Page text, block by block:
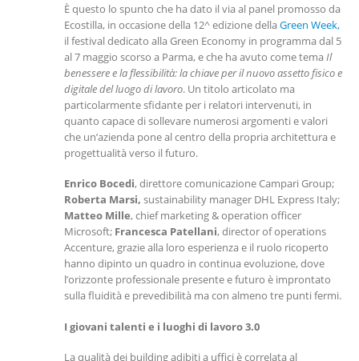
È questo lo spunto che ha dato il via al panel promosso da
Ecostilla, in occasione della 12^ edizione dellaGreen Week,
il festival dedicato alla Green Economy in programma dal 5
al 7 maggio scorso a Parma, e che ha avuto come temaIl
benessere e la flessibilità: la chiave per il nuovo assetto fisico e
digitale del luogo di lavoro. Un titolo articolato ma
particolarmente sfidante per i relatori intervenuti, in
quanto capace di sollevare numerosi argomenti e valori
che un’azienda pone al centro della propria architettura e
progettualità verso il futuro.
Enrico Bocedi, direttore comunicazione Campari Group;
Roberta Marsi, sustainability manager DHL Express Italy;
Matteo Mille, chief marketing & operation officer
Microsoft; Francesca Patellani, director of operations
Accenture, grazie alla loro esperienza e il ruolo ricoperto
hanno dipinto un quadro in continua evoluzione, dove
l’orizzonte professionale presente e futuro è improntato
sulla fluidità e prevedibilità ma con almeno tre punti fermi.
I giovani talenti e i luoghi di lavoro 3.0
La qualità dei building adibiti a uffici è correlata al